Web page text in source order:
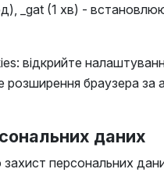
_gat (1 хв) -
відкрийте
розширення браузера за
даних
персональних